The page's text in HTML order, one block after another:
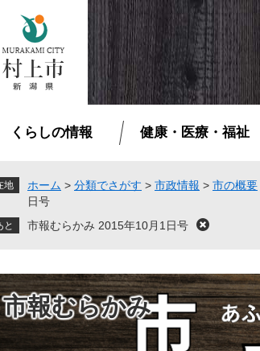
くらしの情報 健康・医療・福祉
地 ホーム > 分類でさがす > 市政情報 > 市の概要
日号
市報むらかみ 2015年10月1日号
閉
市報むらかみ